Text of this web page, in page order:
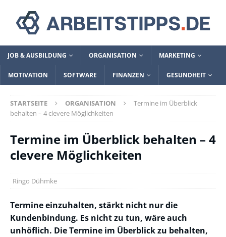
JOB & AUSBILDUNG ORGANISATION MARKETING
MOTIVATION SOFTWARE FINANZEN GESUNDHEIT
STARTSEITE ORGANISATION
Termine im Überblick
behalten – 4 clevere Möglichkeiten
Termine im Überblick behalten – 4
clevere Möglichkeiten
Ringo Dühmke
Termine einzuhalten, stärkt nicht nur die
Kundenbindung. Es nicht zu tun, wäre auch
unhöflich. Die Termine im Überblick zu behalten,